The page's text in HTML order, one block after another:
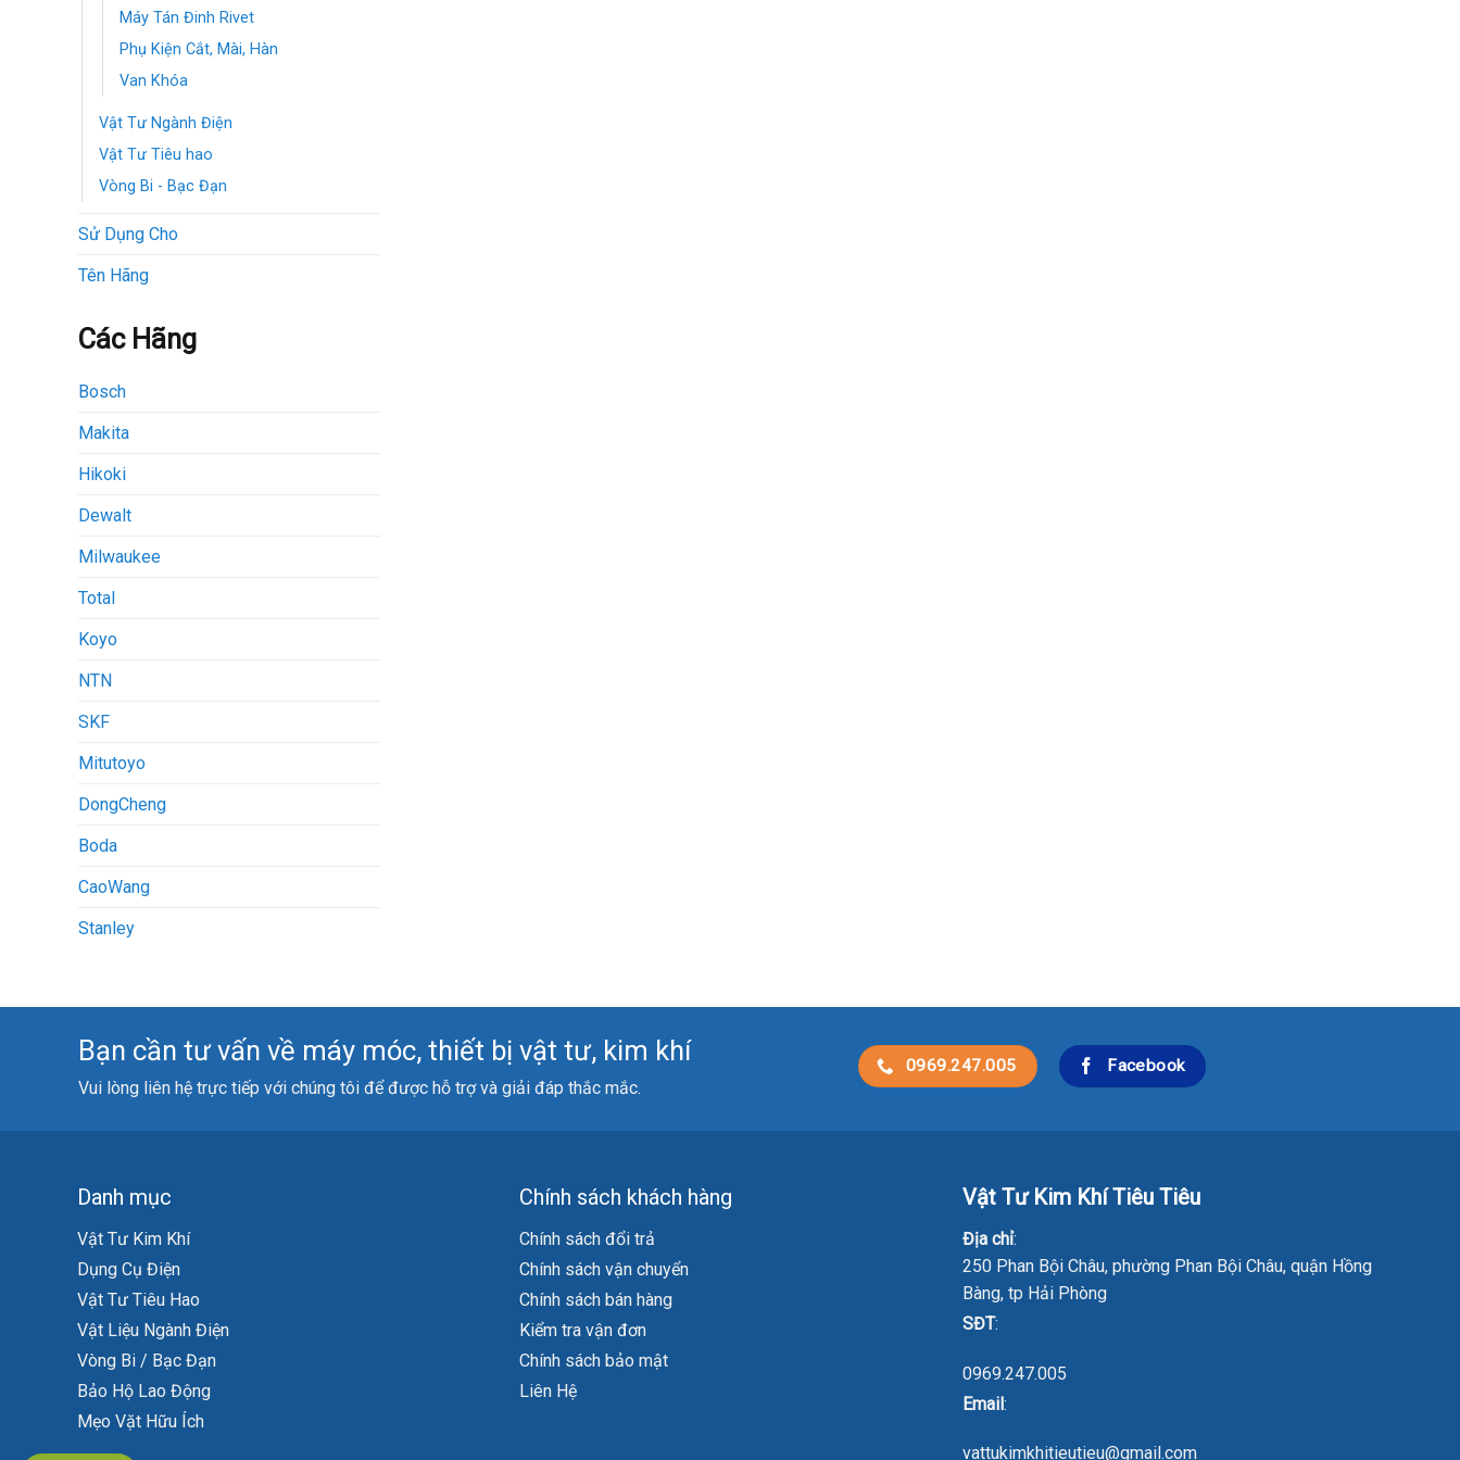
Máy Tán Đinh Rivet
Phụ Kiện Cắt, Mài, Hàn
Van Khóa
Vật Tư Ngành Điện
Vật Tư Tiêu hao
Vòng Bi - Bạc Đạn
Sử Dụng Cho
Tên Hãng
Các Hãng
Bosch
Makita
Hikoki
Dewalt
Milwaukee
Total
Koyo
NTN
SKF
Mitutoyo
DongCheng
Boda
CaoWang
Stanley
Bạn cần tư vấn về máy móc, thiết bị vật tư, kim khí
Vui lòng liên hệ trực tiếp với chúng tôi để được hỗ trợ và giải đáp thắc mắc.
0969.247.005 Facebook
Danh mục
Vật Tư Kim Khí
Dụng Cụ Điện
Vật Tư Tiêu Hao
Vật Liệu Ngành Điện
Vòng Bi / Bạc Đạn
Bảo Hộ Lao Động
Mẹo Vặt Hữu Ích
Chính sách khách hàng
Chính sách đổi trả
Chính sách vận chuyển
Chính sách bán hàng
Kiểm tra vận đơn
Chính sách bảo mật
Liên Hệ
Vật Tư Kim Khí Tiêu Tiêu
Địa chỉ:
250 Phan Bội Châu, phường Phan Bội Châu, quận Hồng
Bàng, tp Hải Phòng
SĐT:
0969.247.005
Email:
vattukimkhitieutieu@gmail.com